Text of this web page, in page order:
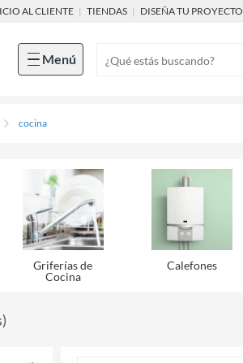
AL CLIENTE | TIENDAS | DISEÑA TU PROYECTO
Menú
cocina
Griferías de
Cocina
Calefones
)